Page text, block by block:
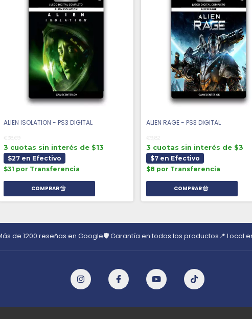
ALIEN ISOLATION - PS3 DIGITAL
€38,69
3 cuotas sin interés de $13
$27 en Efectivo
$31 por Transferencia
ALIEN RAGE - PS3 DIGITAL
€9,82
3 cuotas sin interés de $3
$7 en Efectivo
$8 por Transferencia
de 1200 reseñas en Google🛡️ Garantía en todos los productos📍 Local